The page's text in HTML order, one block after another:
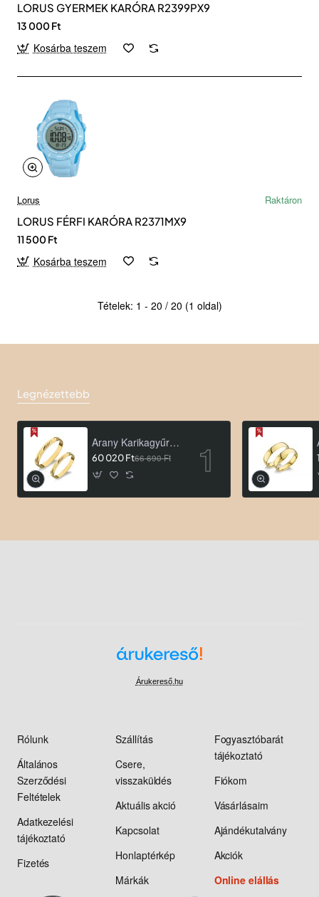
LORUS GYERMEK KARÓRA R2399PX9
13 000 Ft
Kosárba teszem
Lorus
Raktáron
LORUS FÉRFI KARÓRA R2371MX9
11 500 Ft
Kosárba teszem
Tételek: 1 - 20 / 20 (1 oldal)
Legnézettebb
Arany Karikagyűrű AU ROA66
60 020 Ft66 690 Ft
Árukereső.hu
Rólunk
Általános
Szerződési
Feltételek
Adatkezelési
tájékoztató
Fizetés
Szállítás
Csere,
visszaküldés
Aktuális akció
Kapcsolat
Honlaptérkép
Márkák
Fogyasztóbarát
tájékoztató
Fiókom
Vásárlásaim
Ajándékutalvány
Akciók
Online elállás